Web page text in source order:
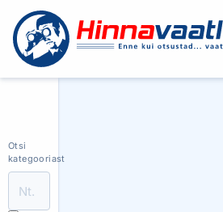
Otsi
kategooriast